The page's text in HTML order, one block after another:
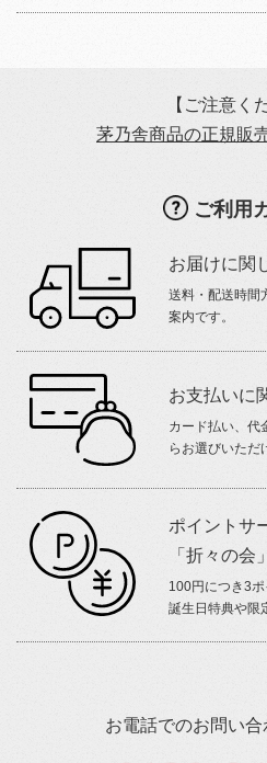
【ご注意く
茅乃舎商品の正規販
ご利用
お届けに関
送料・配送時間
案内です。
お支払いに
カード払い、代
らお選びいただ
ポイントサ
「折々の会
100円につき3ポ
誕生日特典や限
お電話でのお問い